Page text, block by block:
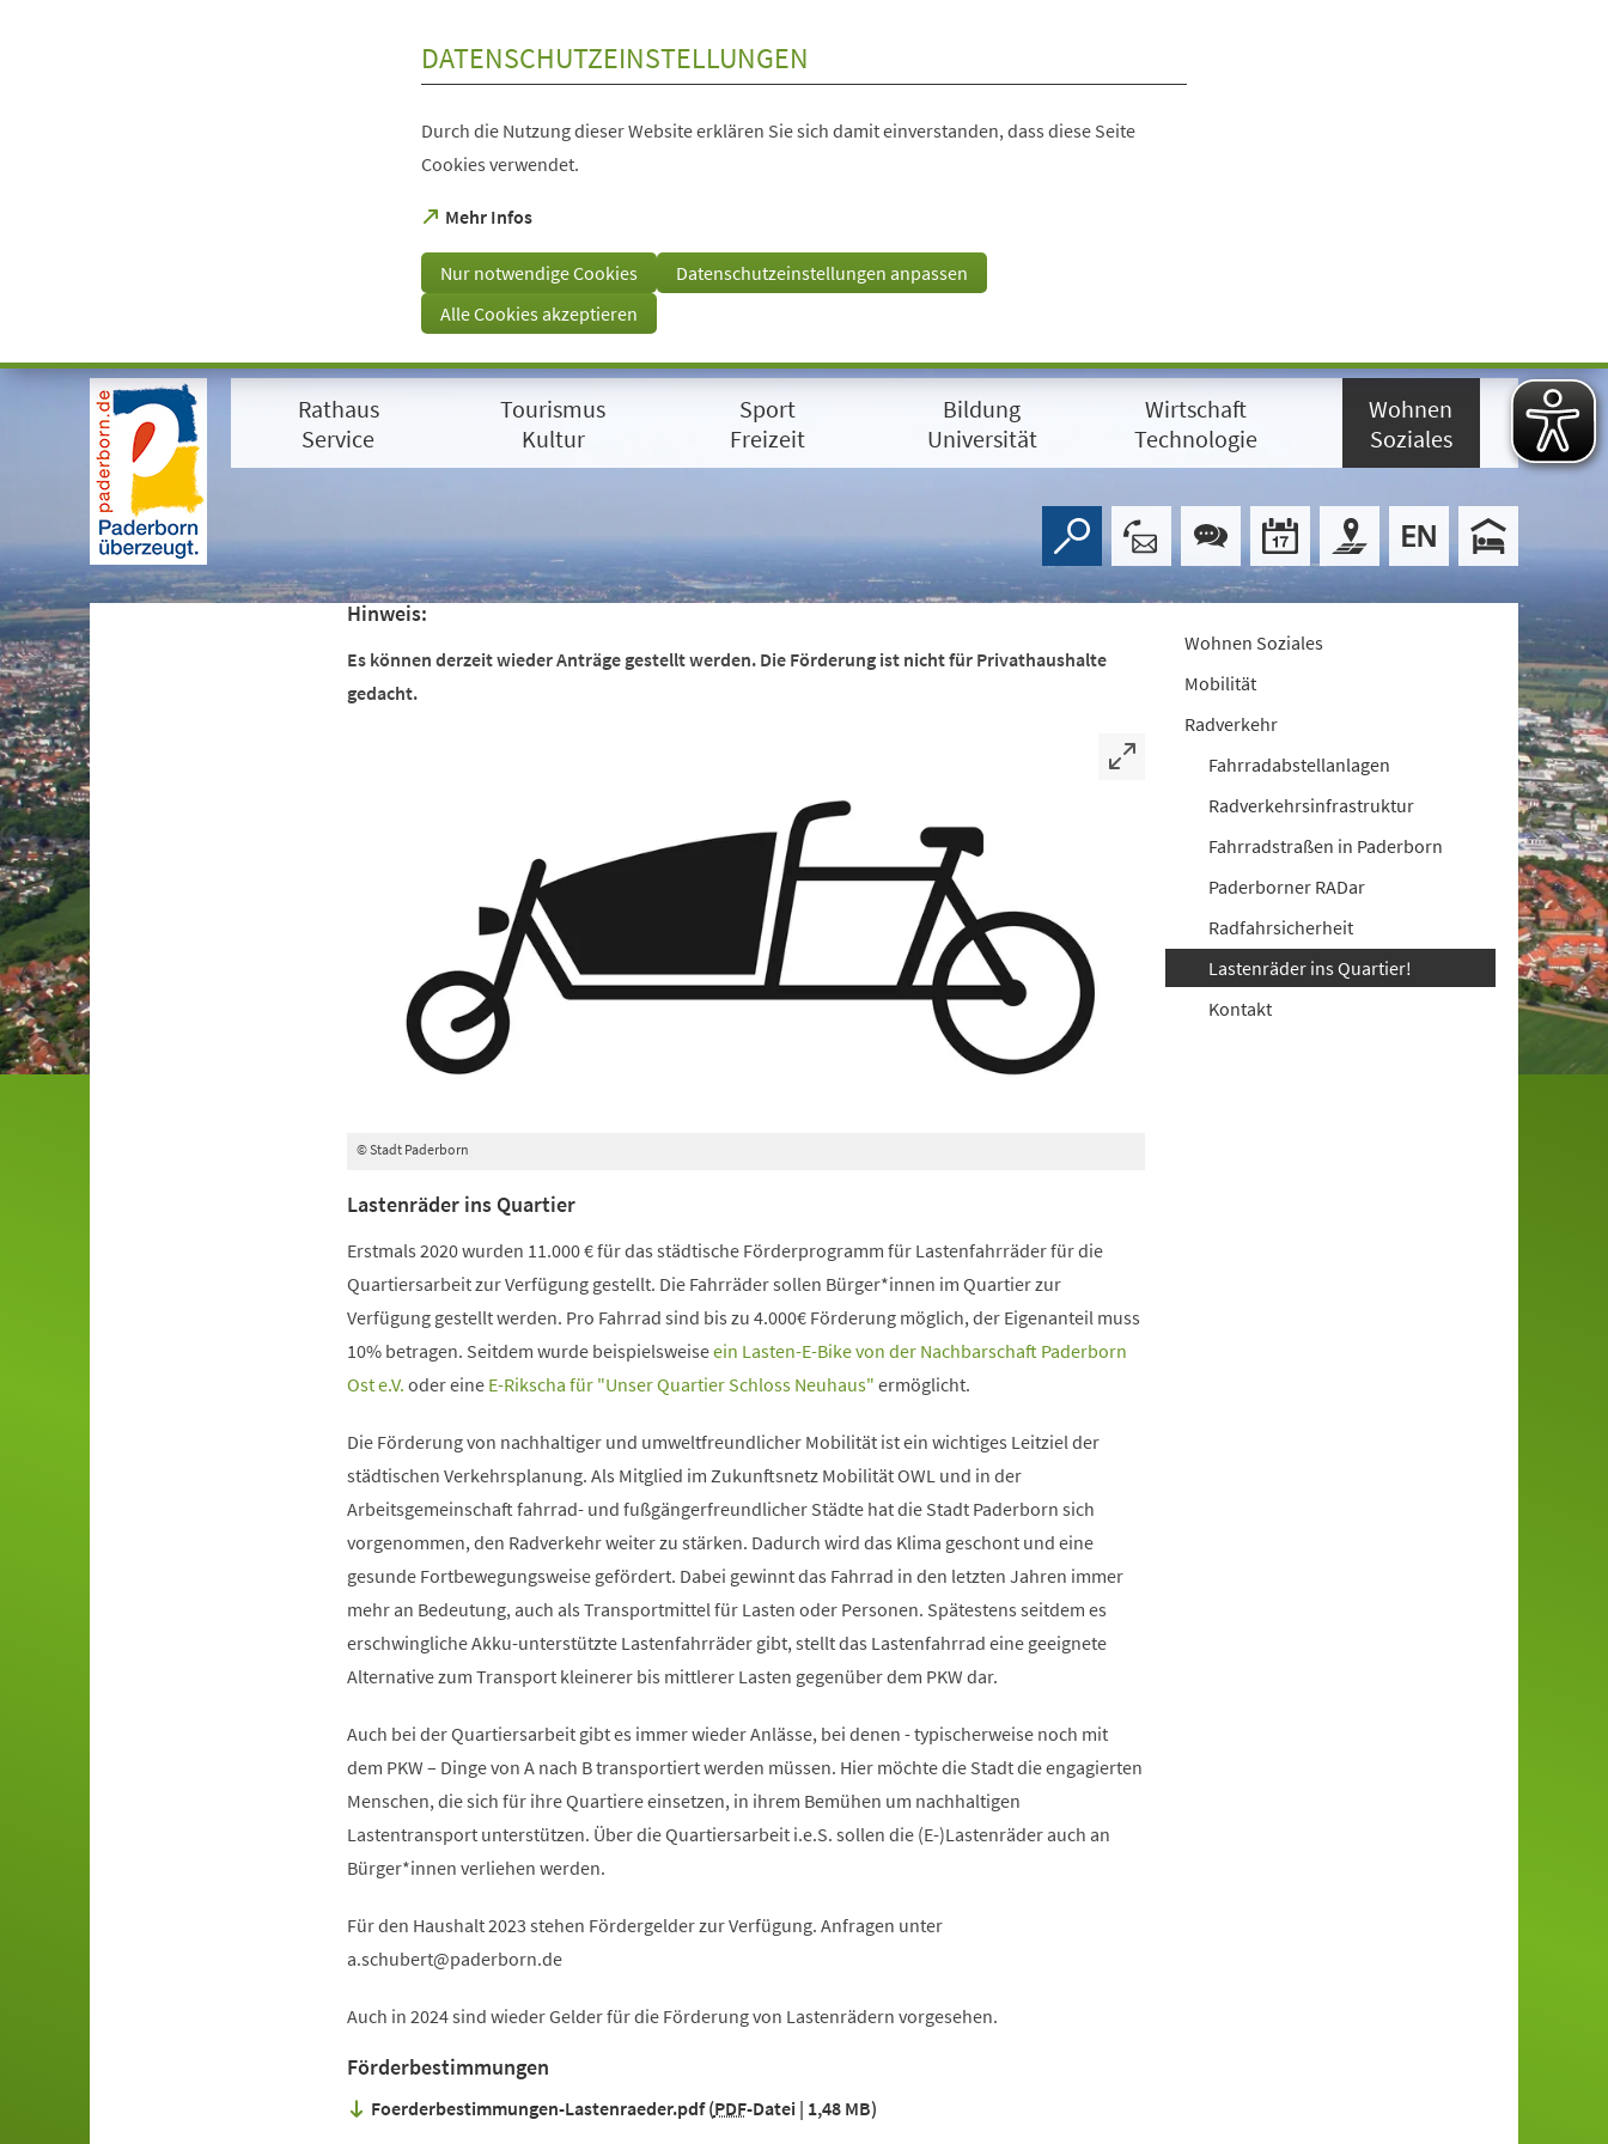
Visuelle
Assistenzsoftware
+
DATENSCHUTZEINSTELLUNGEN
Durch die Nutzung dieser Website erklären Sie sich damit einverstanden, dass diese Seite
Cookies verwendet.
Mehr Infos
(Öffnet
einem
neuen
Tab)
Nur notwendige Cookies
Datenschutzeinstellungen anpassen
Alle Cookies akzeptieren
Rathaus
Service
Tourismus
Kultur
Sport
Freizeit
Bildung
Universität
Wirtschaft
Technologie
Wohnen
Soziales
Hinweis:
Es können derzeit wieder Anträge gestellt werden. Die Förderung ist nicht für Privathaushalte
gedacht.
© Stadt Paderborn
Lastenräder ins Quartier
Erstmals 2020 wurden 11.000 € für das städtische Förderprogramm für Lastenfahrräder für die
Quartiersarbeit zur Verfügung gestellt. Die Fahrräder sollen Bürger*innen im Quartier zur
Verfügung gestellt werden. Pro Fahrrad sind bis zu 4.000€ Förderung möglich, der Eigenanteil muss
10% betragen. Seitdem wurde beispielsweiseein Lasten-E-Bike von der Nachbarschaft Paderborn
Ost e.V. oder eine E-Rikscha für "Unser Quartier Schloss Neuhaus" ermöglicht.
Die Förderung von nachhaltiger und umweltfreundlicher Mobilität ist ein wichtiges Leitziel der
städtischen Verkehrsplanung. Als Mitglied im Zukunftsnetz Mobilität OWL und in der
Arbeitsgemeinschaft fahrrad- und fußgängerfreundlicher Städte hat die Stadt Paderborn sich
vorgenommen, den Radverkehr weiter zu stärken. Dadurch wird das Klima geschont und eine
gesunde Fortbewegungsweise gefördert. Dabei gewinnt das Fahrrad in den letzten Jahren immer
mehr an Bedeutung, auch als Transportmittel für Lasten oder Personen. Spätestens seitdem es
erschwingliche Akku-unterstützte Lastenfahrräder gibt, stellt das Lastenfahrrad eine geeignete
Alternative zum Transport kleinerer bis mittlerer Lasten gegenüber dem PKW dar.
Auch bei der Quartiersarbeit gibt es immer wieder Anlässe, bei denen - typischerweise noch mit
dem PKW – Dinge von A nach B transportiert werden müssen. Hier möchte die Stadt die engagierten
Menschen, die sich für ihre Quartiere einsetzen, in ihrem Bemühen um nachhaltigen
Lastentransport unterstützen. Über die Quartiersarbeit i.e.S. sollen die (E-)Lastenräder auch an
Bürger*innen verliehen werden.
Für den Haushalt 2023 stehen Fördergelder zur Verfügung. Anfragen unter
a.schubert
paderborn de
Auch in 2024 sind wieder Gelder für die Förderung von Lastenrädern vorgesehen.
Förderbestimmungen
Foerderbestimmungen-Lastenraeder.pdf PDF-Datei 1,48 MB
Wohnen Soziales
Mobilität
Radverkehr
Fahrradabstellanlagen
Radverkehrsinfrastruktur
Fahrradstraßen in Paderborn
Paderborner RADar
Radfahrsicherheit
Lastenräder ins Quartier!
Kontakt